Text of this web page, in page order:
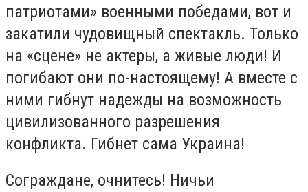
патриотами» военными победами, вот и
закатили чудовищный спектакль. Только
на «сцене» не актеры, а живые люди! И
погибают они по-настоящему! А вместе с
ними гибнут надежды на возможность
цивилизованного разрешения
конфликта. Гибнет сама Украина!
Сограждане, очнитесь! Ничьи